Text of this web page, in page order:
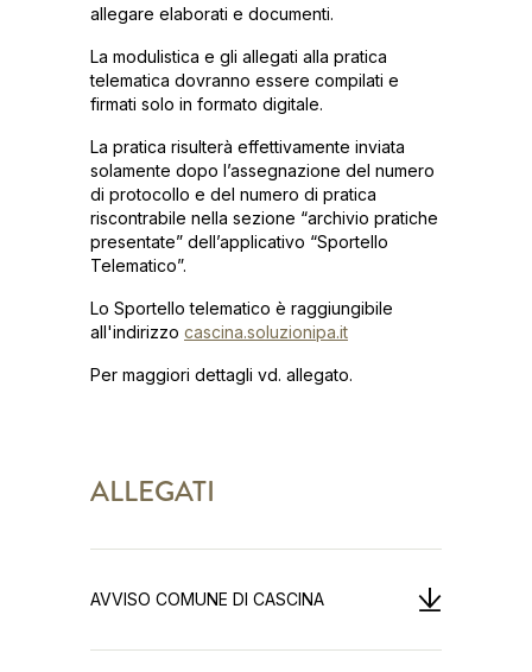
allegare elaborati e documenti.
La modulistica e gli allegati alla pratica
telematica dovranno essere compilati e
firmati solo in formato digitale.
La pratica risulterà effettivamente inviata
solamente dopo l’assegnazione del numero
di protocollo e del numero di pratica
riscontrabile nella sezione “archivio pratiche
presentate” dell’applicativo “Sportello
Telematico”.
Lo Sportello telematico è raggiungibile
all'indirizzo cascina.soluzionipa.it
Per maggiori dettagli vd. allegato.
ALLEGATI
AVVISO COMUNE DI CASCINA